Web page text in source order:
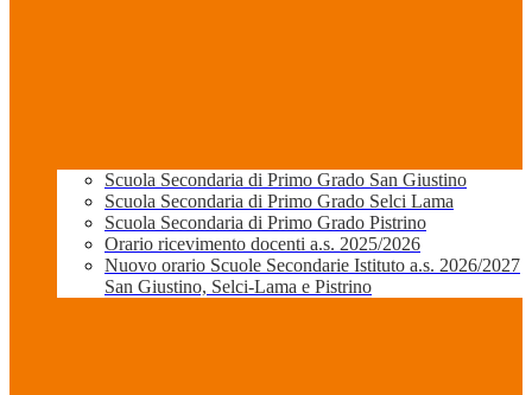
Scuola Secondaria di Primo Grado San Giustino
Scuola Secondaria di Primo Grado Selci Lama
Scuola Secondaria di Primo Grado Pistrino
Orario ricevimento docenti a.s. 2025/2026
Nuovo orario Scuole Secondarie Istituto a.s. 2026/2027
San Giustino, Selci-Lama e Pistrino